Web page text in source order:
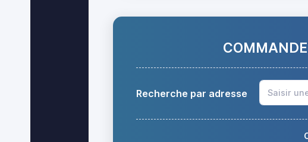
Recherche par adresse